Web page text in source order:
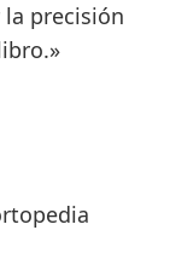
precisión